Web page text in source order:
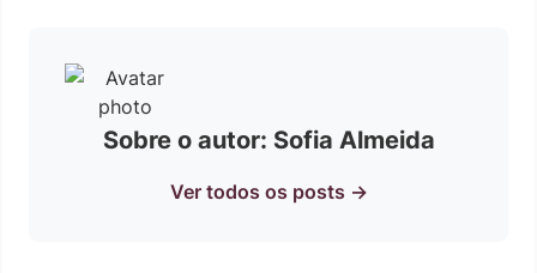
Sobre o autor: Sofia Almeida
Ver todos os posts →